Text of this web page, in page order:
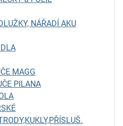
NÁŘADÍ AKU
MAGG
PILANA